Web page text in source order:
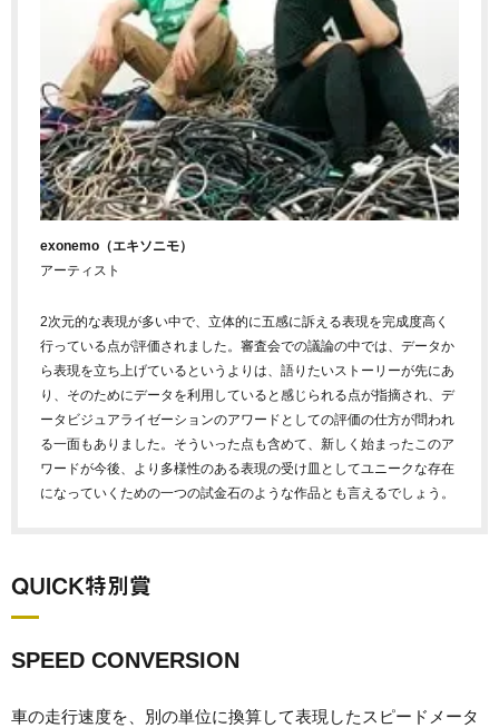
exonemo（エキソニモ）
アーティスト
2次元的な表現が多い中で、立体的に五感に訴える表現を完成度高く
行っている点が評価されました。審査会での議論の中では、データか
ら表現を立ち上げているというよりは、語りたいストーリーが先にあ
り、そのためにデータを利用していると感じられる点が指摘され、デ
ータビジュアライゼーションのアワードとしての評価の仕方が問われ
る一面もありました。そういった点も含めて、新しく始まったこのア
ワードが今後、より多様性のある表現の受け皿としてユニークな存在
になっていくための一つの試金石のような作品とも言えるでしょう。
QUICK特別賞
SPEED CONVERSION
車の走行速度を、別の単位に換算して表現したスピードメータ